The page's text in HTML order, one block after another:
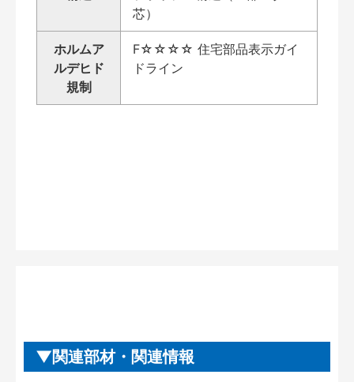
芯）
ホルムア
ルデヒド
規制
F☆☆☆☆ 住宅部品表示ガイ
ドライン
関連部材・関連情報